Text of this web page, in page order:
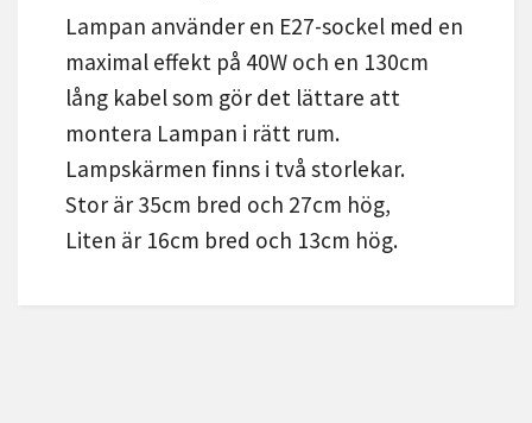
Lampan använder en E27-sockel med en
maximal effekt på 40W och en 130cm
lång kabel som gör det lättare att
montera Lampan i rätt rum.
Lampskärmen finns i två storlekar.
Stor är 35cm bred och 27cm hög,
Liten är 16cm bred och 13cm hög.